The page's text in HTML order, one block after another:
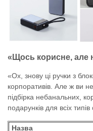
«Щось корисне, але
«Ох, знову ці ручки з
корпоративів. Але ж ви
підбірка небанальних,
подарунків для всіх
Назва